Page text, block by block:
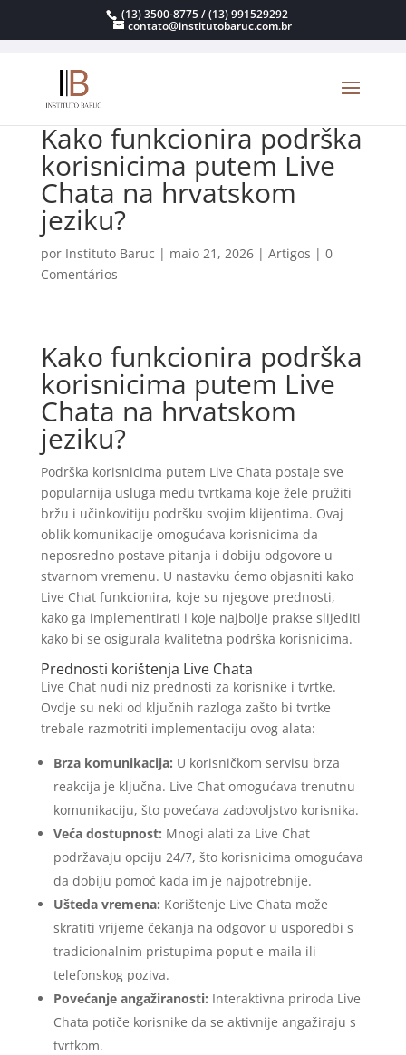
(13) 3500-8775 / (13) 991529292
contato@institutobaruc.com.br
Kako funkcionira podrška
korisnicima putem Live
Chata na hrvatskom
jeziku?
por Instituto Baruc | maio 21, 2026| Artigos | 0
Comentários
Kako funkcionira podrška
korisnicima putem Live
Chata na hrvatskom
jeziku?
Podrška korisnicima putem Live Chata postaje sve
popularnija usluga među tvrtkama koje žele pružiti
bržu i učinkovitiju podršku svojim klijentima. Ovaj
oblik komunikacije omogućava korisnicima da
neposredno postave pitanja i dobiju odgovore u
stvarnom vremenu. U nastavku ćemo objasniti kako
Live Chat funkcionira, koje su njegove prednosti,
kako ga implementirati i koje najbolje prakse slijediti
kako bi se osigurala kvalitetna podrška korisnicima.
Prednosti korištenja Live Chata
Live Chat nudi niz prednosti za korisnike i tvrtke.
Ovdje su neki od ključnih razloga zašto bi tvrtke
trebale razmotriti implementaciju ovog alata:
Brza komunikacija: U korisničkom servisu brza
reakcija je ključna. Live Chat omogućava trenutnu
komunikaciju, što povećava zadovoljstvo korisnika.
Veća dostupnost: Mnogi alati za Live Chat
podržavaju opciju 24/7, što korisnicima omogućava
da dobiju pomoć kada im je najpotrebnije.
Ušteda vremena: Korištenje Live Chata može
skratiti vrijeme čekanja na odgovor u usporedbi s
tradicionalnim pristupima poput e-maila ili
telefonskog poziva.
Povećanje angažiranosti: Interaktivna priroda Live
Chata potiče korisnike da se aktivnije angažiraju s
tvrtkom.